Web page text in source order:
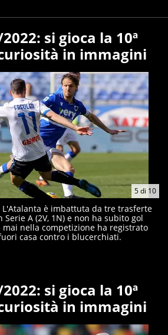
si gioca la 10ª
in immagini
5di 10
L'Atalanta è imbattuta da tre trasferte
A (2V, 1N) e non ha subito gol
nella competizione ha registrato
casa contro i blucerchiati.
si gioca la 10ª
in immagini